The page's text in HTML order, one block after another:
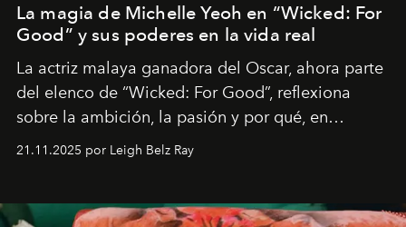
La magia de Michelle Yeoh en “Wicked: For
Good” y sus poderes en la vida real
La actriz malaya ganadora del Oscar, ahora parte
del elenco de “Wicked: For Good”, reflexiona
sobre la ambición, la pasión y por qué, en
ocasiones, la introspección puede esperar. “Es
importa si no lo entienden’”, confiesa.
21.11.2025 por Leigh Belz Ray